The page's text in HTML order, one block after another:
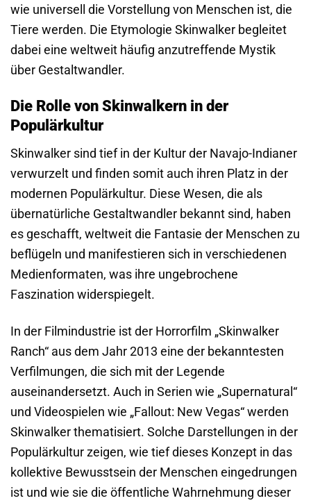
wie universell die Vorstellung von Menschen ist, die
Tiere werden. Die Etymologie Skinwalker begleitet
dabei eine weltweit häufig anzutreffende Mystik
über Gestaltwandler.
Die Rolle von Skinwalkern in der
Populärkultur
Skinwalker sind tief in der Kultur der Navajo-Indianer
verwurzelt und finden somit auch ihren Platz in der
modernen Populärkultur. Diese Wesen, die als
übernatürliche Gestaltwandler bekannt sind, haben
es geschafft, weltweit die Fantasie der Menschen zu
beflügeln und manifestieren sich in verschiedenen
Medienformaten, was ihre ungebrochene
Faszination widerspiegelt.
In der Filmindustrie ist der Horrorfilm „Skinwalker
Ranch“ aus dem Jahr 2013 eine der bekanntesten
Verfilmungen, die sich mit der Legende
auseinandersetzt. Auch in Serien wie „Supernatural“
und Videospielen wie „Fallout: New Vegas“ werden
Skinwalker thematisiert. Solche Darstellungen in der
Populärkultur zeigen, wie tief dieses Konzept in das
kollektive Bewusstsein der Menschen eingedrungen
ist und wie sie die öffentliche Wahrnehmung dieser